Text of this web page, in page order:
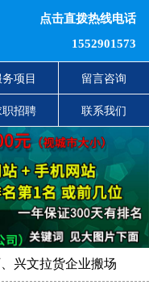
点击直拨热线电话
1552901573
务项目 留言咨询
职招聘 联系我们
兴文拉货企业搬场